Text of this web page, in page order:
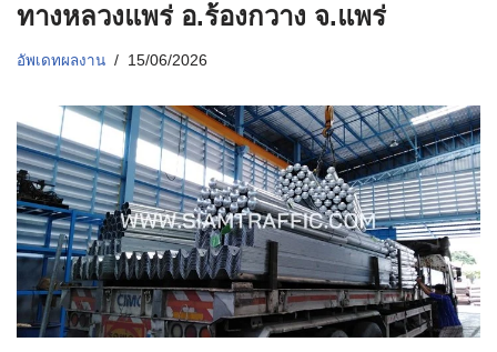
ทางหลวงแพร่ อ.ร้องกวาง จ.แพร่
อัพเดทผลงาน 15/06/2026